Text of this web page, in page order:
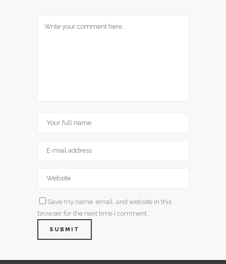
Save my name, email, and website in this
browser for the next time I comment.